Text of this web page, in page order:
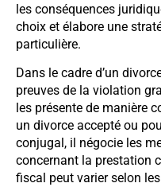
les conséquences
choix et élabore une
particulière.
Dans le cadre d’un
preuves de la violation
les présente de manière
un divorce accepté ou
conjugal, il négocie les
concernant la prestation
fiscal peut varier selon